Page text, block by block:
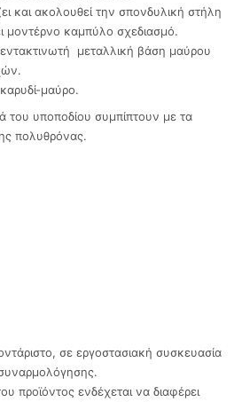
και ακολουθεί την σπονδυλική στήλη
μοντέρνο καμπύλο σχεδιασμό.
μεταλλική βάση μαύρου
μαύρο.
του υποποδίου συμπίπτουν με τα
πολυθρόνας.
σε εργοστασιακή συσκευασία
προϊόντος ενδέχεται να διαφέρει